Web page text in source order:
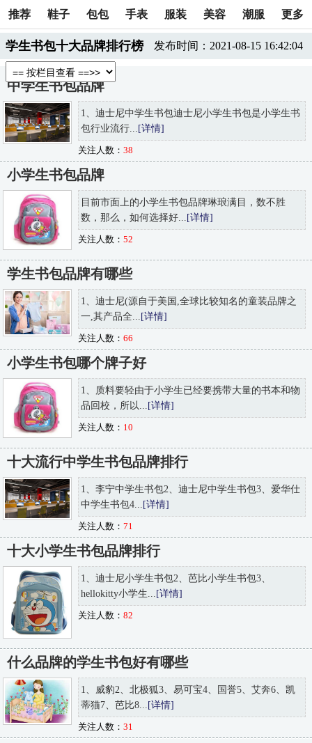
推荐 鞋子 包包 手表 服装 美容 潮服 更多
学生书包十大品牌排行榜 发布时间：2021-08-15 16:42:04
中学生书包品牌
1、迪士尼中学生书包迪士尼小学生书包是小学生书
包行业流行... [详情]
关注人数： 38
小学生书包品牌
目前市面上的小学生书包品牌琳琅满目，数不胜
数，那么，如何选择好... [详情]
关注人数： 52
学生书包品牌有哪些
1、迪士尼(源自于美国,全球比较知名的童装品牌之
一,其产品全...
[详情]
关注人数： 66
小学生书包哪个牌子好
1、质料要轻由于小学生已经要携带大量的书本和物
品回校，所以...
[详情]
关注人数： 10
十大流行中学生书包品牌排行
1、李宁中学生书包2、迪士尼中学生书包3、爱华仕
中学生书包4... [详情]
关注人数： 71
十大小学生书包品牌排行
1、迪士尼小学生书包2、芭比小学生书包3、
hellokitty小学生... [详情]
关注人数： 82
什么品牌的学生书包好有哪些
1、威豹2、北极狐3、易可宝4、国誉5、艾奔6、凯
蒂猫7、芭比8... [详情]
关注人数： 31